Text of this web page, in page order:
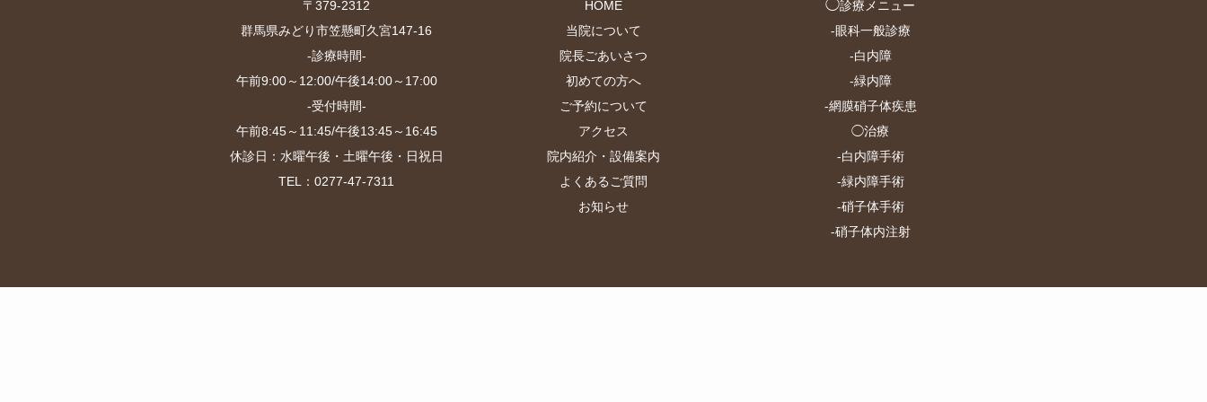
〒379-2312
群馬県みどり市笠懸町久宮147-16
-診療時間-
午前9:00～12:00/午後14:00～17:00
-受付時間-
午前8:45～11:45/午後13:45～16:45
休診日：水曜午後・土曜午後・日祝日
TEL：0277-47-7311
HOME
当院について
院長ごあいさつ
初めての方へ
ご予約について
アクセス
院内紹介・設備案内
よくあるご質問
お知らせ
◯診療メニュー
-眼科一般診療
-白内障
-緑内障
-網膜硝子体疾患
◯治療
-白内障手術
-緑内障手術
-硝子体手術
-硝子体内注射